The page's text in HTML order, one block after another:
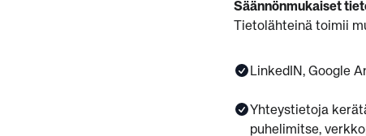
Säännönmukaiset
Tietolähteinä toimii
LinkedIN, Google
Yhteystietoja
puhelimitse,